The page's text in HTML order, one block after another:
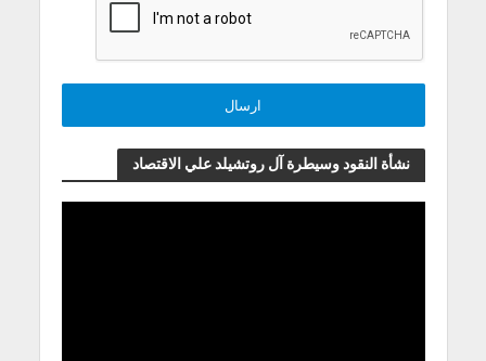
نشأة النقود وسيطرة آل روتشيلد علي الاقتصاد